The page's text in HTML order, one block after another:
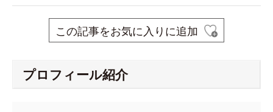
この記事をお気に入りに追加
プロフィール紹介